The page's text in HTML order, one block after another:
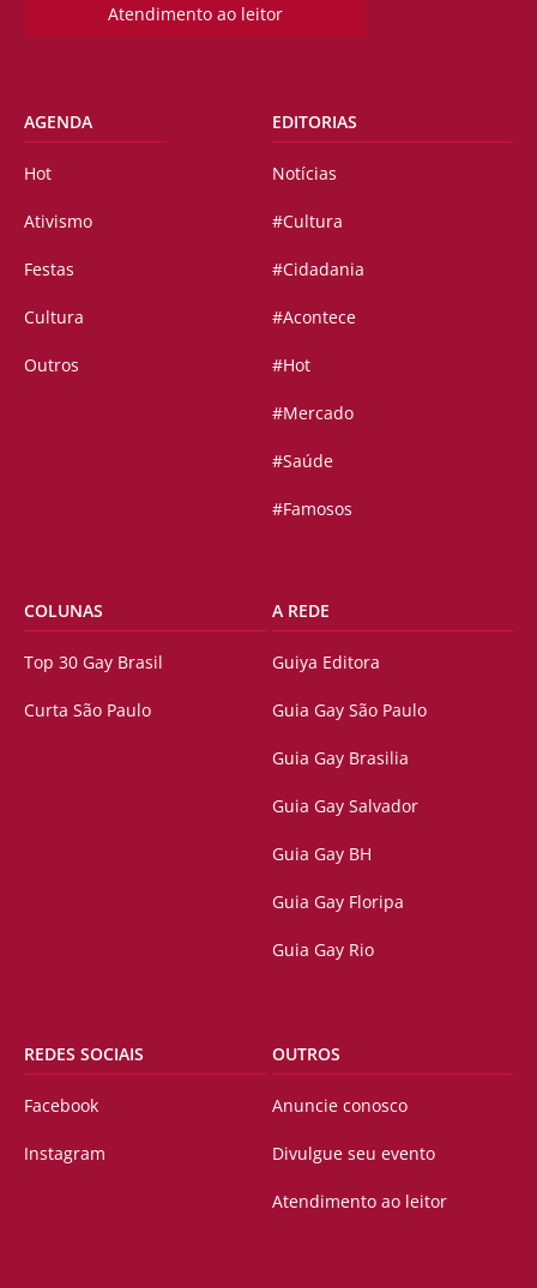
Atendimento ao leitor
AGENDA
Hot
Ativismo
Festas
Cultura
Outros
EDITORIAS
Notícias
#Cultura
#Cidadania
#Acontece
#Hot
#Mercado
#Saúde
#Famosos
COLUNAS
Top 30 Gay Brasil
Curta São Paulo
A REDE
Guiya Editora
Guia Gay São Paulo
Guia Gay Brasilia
Guia Gay Salvador
Guia Gay BH
Guia Gay Floripa
Guia Gay Rio
REDES SOCIAIS
Facebook
Instagram
OUTROS
Anuncie conosco
Divulgue seu evento
Atendimento ao leitor